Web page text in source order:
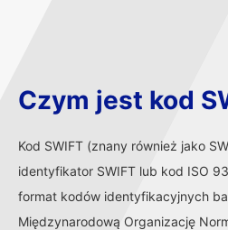
Czym jest kod
Kod SWIFT (znany również jako
identyfikator SWIFT lub kod ISO
format kodów identyfikacyjnych
Międzynarodową Organizację